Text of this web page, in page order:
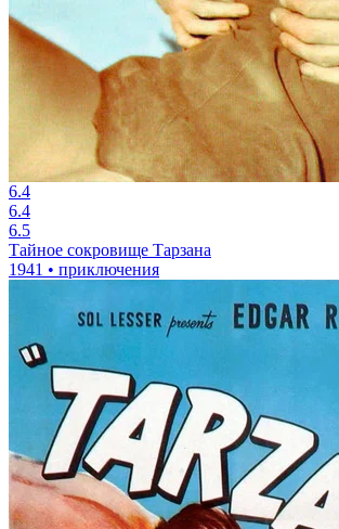
6.4
6.4
6.5
Тайное сокровище Тарзана
1941 • приключения